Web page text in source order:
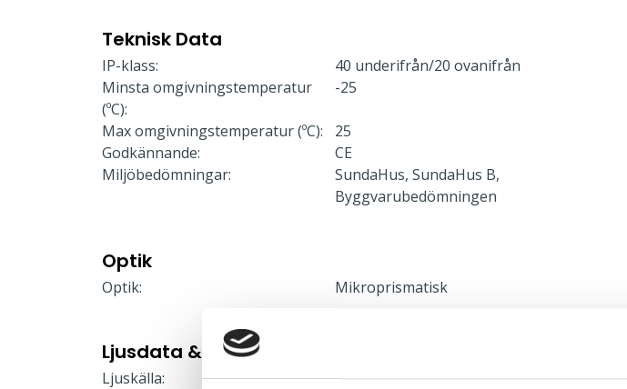
Teknisk Data
IP-klass:
40 underifrån/20 ovanifrån
Minsta omgivningstemperatur
(ºC):
-25
Max omgivningstemperatur (ºC):
25
Godkännande:
CE
Miljöbedömningar:
SundaHus, SundaHus B,
Byggvarubedömningen
Optik
Optik: Mikroprismatisk
Ljusdata & Prestanda
Ljuskälla:
LED-modul